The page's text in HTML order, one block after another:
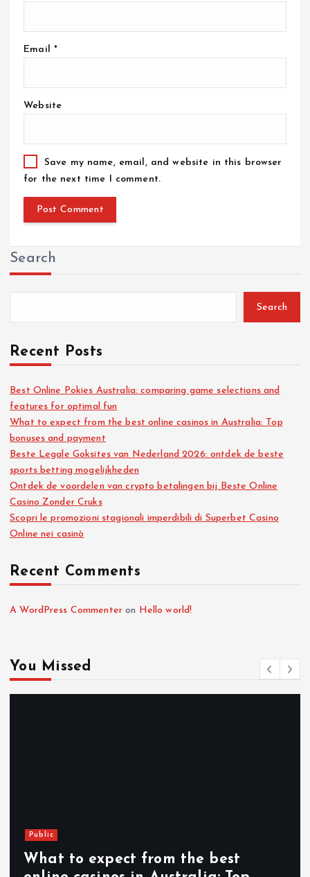
Email *
Website
Save my name, email, and website in this browser
for the next time I comment.
Search
Search
Recent Posts
Best Online Pokies Australia: comparing game selections and
features for optimal fun
What to expect from the best online casinos in Australia: Top
bonuses and payment
Beste Legale Goksites van Nederland 2026: ontdek de beste
sports betting mogelijkheden
Ontdek de voordelen van crypto betalingen bij Beste Online
Casino Zonder Cruks
Scopri le promozioni stagionali imperdibili di Superbet Casino
Online nei casinò
Recent Comments
A WordPress Commenter on Hello world!
You Missed
Public
What to expect from the best